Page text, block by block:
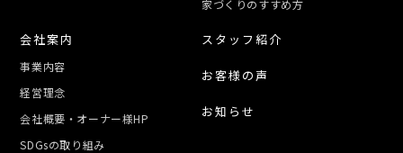
家づくりのすすめ方
会社案内
事業内容
経営理念
会社概要・オーナー様HP
SDGsの取り組み
スタッフ紹介
お客様の声
お知らせ